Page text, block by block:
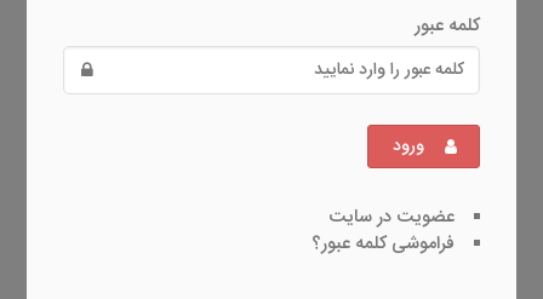
کلمه عبور
ورود
عضویت در سایت
فراموشی کلمه عبور؟